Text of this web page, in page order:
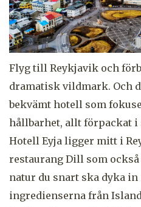
Flyg till Reykjavik och
dramatisk vildmark. Och
bekvämt hotell som
hållbarhet, allt förpackat i
Hotell Eyja ligger mitt i
restaurang Dill som
natur du snart ska dyka in
ingredienserna från